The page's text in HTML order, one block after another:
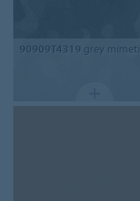
90909T4319 grey